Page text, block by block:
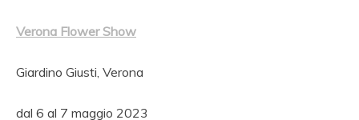
Verona Flower Show
Giardino Giusti, Verona
dal 6 al 7 maggio 2023